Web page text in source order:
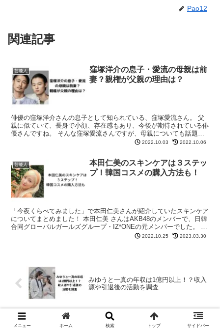
Pao12
関連記事
芸能人
窪塚洋介の息子・愛流の母親は前
妻？親権が父親の理由は？
俳優の窪塚洋介さんの息子として知られている、窪塚愛流さん。 父
親に似ていて、長身で小顔、存在感もあり、今後が期待されている俳
優さんですね。 そんな窪塚愛流さんですが、母親についても話題に
なっているようなんです。 今回は、窪塚洋介さんの息子・...
2022.10.03 2022.10.06
芸能人
本田仁美のスキンケアは３ステッ
プ！韓国コスメの購入方法も！
「今夜くらべてみました」で本田仁美さんが紹介していたスキンケア
についてまとめました！ 本田仁美 さんはAKB48のメンバーで、日韓
合同グローバルガールズグループ・IZ*ONEの元メンバーでした。 韓
国に滞在していた時に、美容にハマって美肌を...2022.10.25 2023.03.30
みゆうと一真の年収は1億円以上！？収入
源や引退後の活動を調査
池坊保子のスキャンダルの相手は家庭教
メニュー ホーム 検索 トップ サイドバー